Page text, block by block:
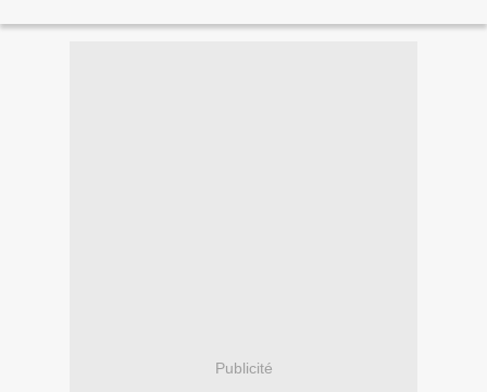
Publicité